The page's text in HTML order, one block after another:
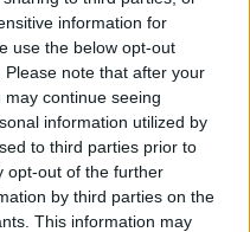
information for
use the below opt-out
note that after your
continue seeing
information utilized by
to third parties prior to
opt-out of the further
by third parties on the
This information may
mötet i
man sparar på